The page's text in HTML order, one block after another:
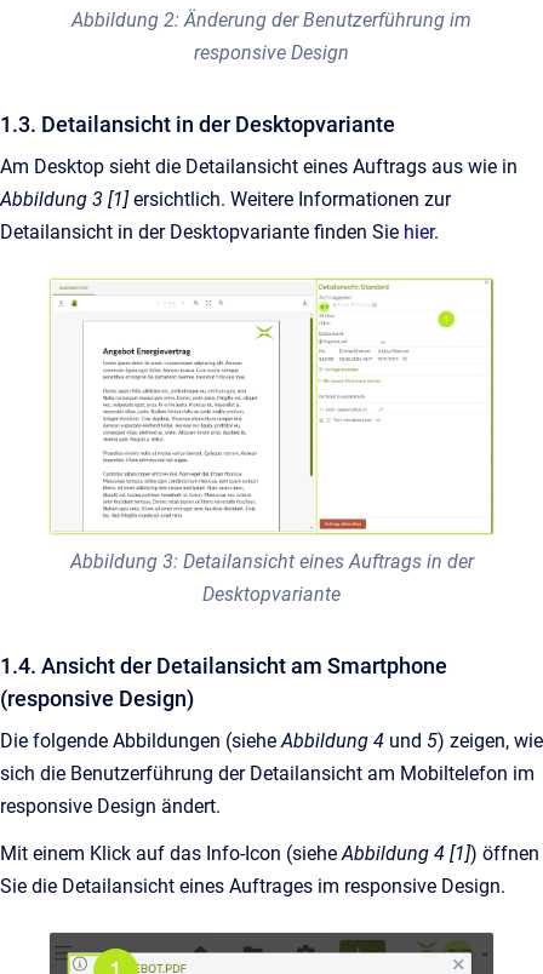
Abbildung 2: Änderung der Benutzerführung im
responsive Design
1.3. Detailansicht in der Desktopvariante
Am Desktop sieht die Detailansicht eines Auftrags aus wie in
Abbildung 3 [1] ersichtlich. Weitere Informationen zur
Detailansicht in der Desktopvariante finden Sie hier.
Abbildung 3: Detailansicht eines Auftrags in der
Desktopvariante
1.4. Ansicht der Detailansicht am Smartphone
(responsive Design)
Die folgende Abbildungen (siehe Abbildung 4 und 5) zeigen, wie
sich die Benutzerführung der Detailansicht am Mobiltelefon im
responsive Design ändert.
Mit einem Klick auf das Info-Icon (siehe Abbildung 4 [1]) öffnen
Sie die Detailansicht eines Auftrages im responsive Design.